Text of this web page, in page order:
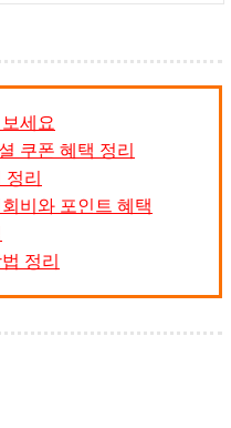
세요
쿠폰 혜택 정리
정리
비와 포인트 혜택
정리